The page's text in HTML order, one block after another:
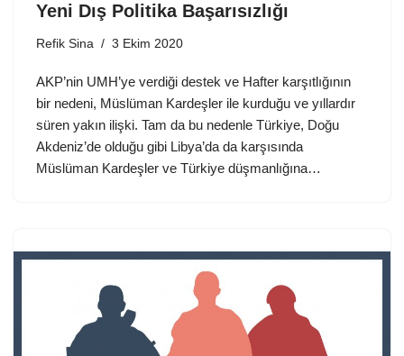
Yeni Dış Politika Başarısızlığı
Refik Sina 3 Ekim 2020
AKP’nin UMH’ye verdiği destek ve Hafter karşıtlığının
bir nedeni, Müslüman Kardeşler ile kurduğu ve yıllardır
süren yakın ilişki. Tam da bu nedenle Türkiye, Doğu
Akdeniz’de olduğu gibi Libya’da da karşısında
Müslüman Kardeşler ve Türkiye düşmanlığına…